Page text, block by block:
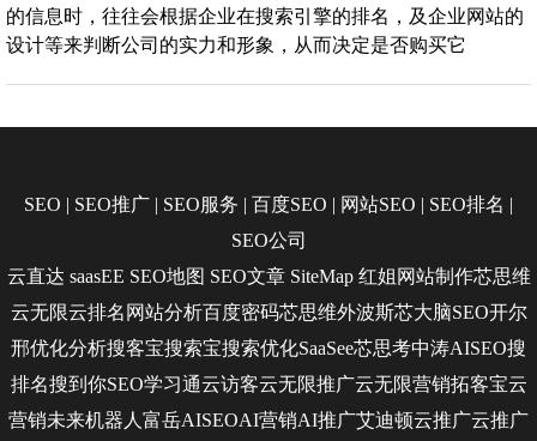
的信息时，往往会根据企业在搜索引擎的排名，及企业网站的
设计等来判断公司的实力和形象，从而决定是否购买它
SEO | SEO推广 | SEO服务 | 百度SEO | 网站SEO | SEO排名 |
SEO公司
云直达 saasEE SEO地图 SEO文章 SiteMap 红姐网站制作芯思维
云无限云排名 网站分析百度密码芯思维外波斯芯大脑SEO开尔
邢优化分析搜客宝搜索宝搜索优化SaaSee芯思考中涛AISEO搜
排名搜到你SEO学习通云访客云无限推广云无限营销拓客宝云
营销未来机器人富岳AISEOAI营销AI推广艾迪顿云推广云推广